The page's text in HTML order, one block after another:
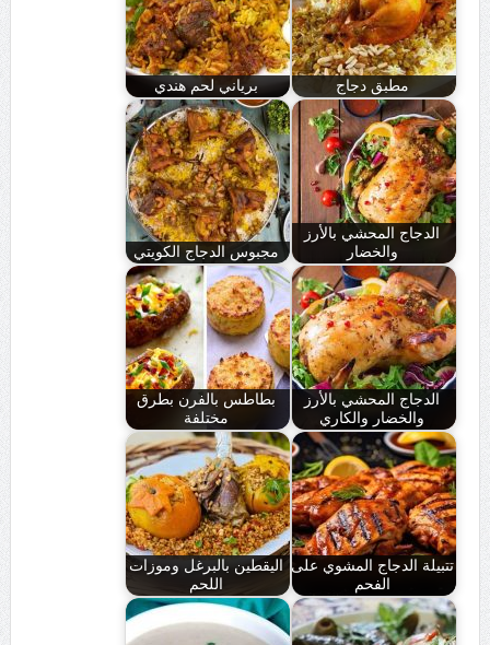
مطبق دجاج برياني لحم هندي
الدجاج المحشي بالأرز
والخضار
مجبوس الدجاج الكويتي
الدجاج المحشي بالأرز
والخضار والكاري
بطاطس بالفرن بطرق
مختلفة
تتبيلة الدجاج المشوي على
الفحم
اليقطين بالبرغل وموزات
اللحم